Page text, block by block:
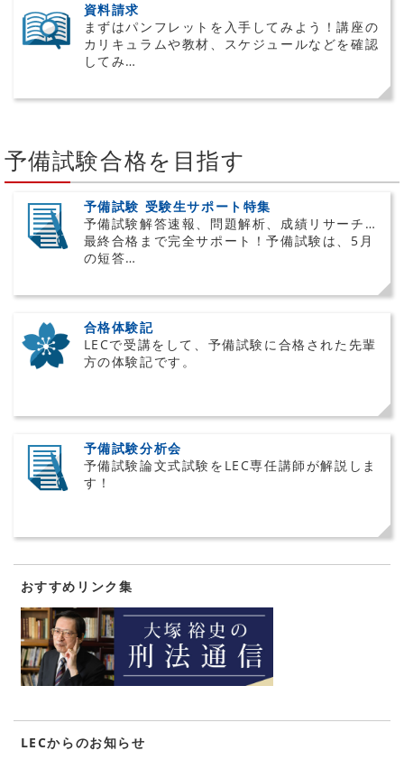
資料請求
まずはパンフレットを入手してみよう！講座の
カリキュラムや教材、スケジュールなどを確認
してみ…
予備試験合格を目指す
予備試験 受験生サポート特集
予備試験解答速報、問題解析、成績リサーチ…
最終合格まで完全サポート！予備試験は、5月
の短答…
合格体験記
LECで受講をして、予備試験に合格された先輩
方の体験記です。
予備試験分析会
予備試験論文式試験をLEC専任講師が解説しま
す！
おすすめリンク集
LECからのお知らせ